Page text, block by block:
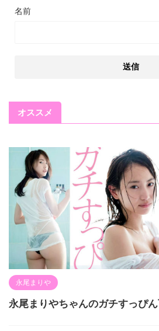
名前
オススメ
永尾まりや
永尾まりやちゃんのガチすっぴん